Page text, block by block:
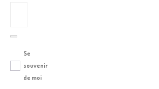
Se
souvenir
de moi